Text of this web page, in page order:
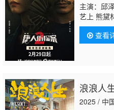
主演：邱
艺上 熊黛
然 肖央 张
凯 马浴
男 恬妞 徐
查看
浪浪人
2025 / 中